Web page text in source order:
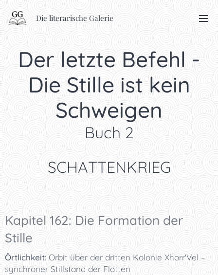
Die literarische Galerie
Der letzte Befehl -
Die Stille ist kein
Schweigen
Buch 2
SCHATTENKRIEG
Kapitel 162: Die Formation der
Stille
Örtlichkeit: Orbit über der dritten Kolonie Xhorr'Vel –
synchroner Stillstand der Flotten